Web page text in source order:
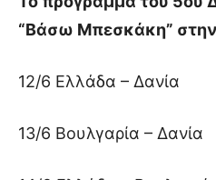
“Βάσω Μπεσκάκη”
12/6 Ελλάδα – Δανία
13/6 Βουλγαρία – Δανία